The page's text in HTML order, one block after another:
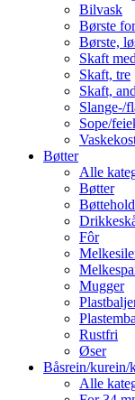
Bilvask
Børste
Børste,
Skaft
Skaft, tre
Skaft,
Slange-/
Sope/
Bøtter
Alle
Bøtter
Fôr
Mugger
Rustfri
Øser
Båsrein/kurein/
Alle